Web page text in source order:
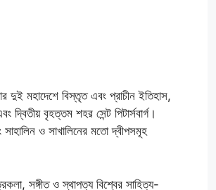
মহাদেশে বিস্তৃত এবং প্রাচীন ইতিহাস,
বৃহত্তম শহর সেন্ট পিটার্সবার্গ।
সাহালিন ও সাখালিনের মতো দ্বীপসমূহ
সঙ্গীত ও স্থাপত্য বিশ্বের সাহিত্য-